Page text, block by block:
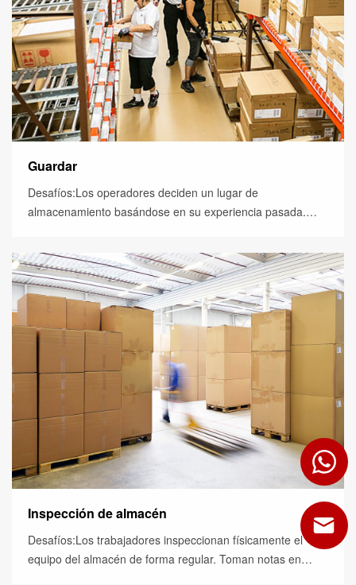
Guardar
Desafíos:Los operadores deciden un lugar de
almacenamiento basándose en su experiencia pasada.
habituale...
Inspección de almacén
Desafíos:Los trabajadores inspeccionan físicamente el
equipo del almacén de forma regular. Toman notas en